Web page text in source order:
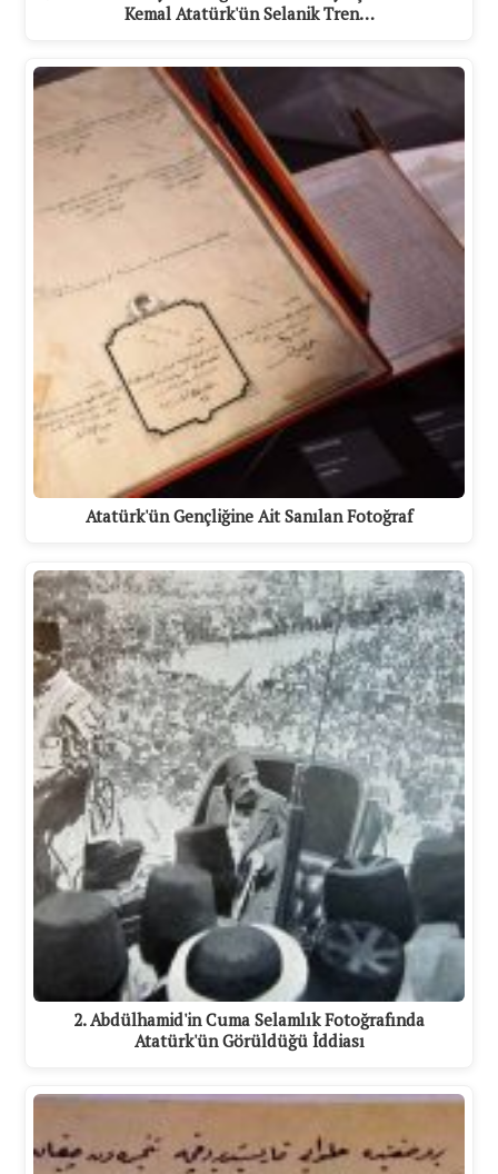
Kemal Atatürk'ün Selanik Tren…
Atatürk'ün Gençliğine Ait Sanılan Fotoğraf
2. Abdülhamid'in Cuma Selamlık Fotoğrafında
Atatürk'ün Görüldüğü İddiası